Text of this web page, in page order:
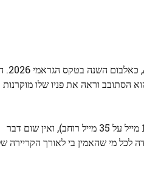
כאלבום
הסתובב וראה את פניו שלו מוקרנות
"תאמין לי כשאני אומר שאנחנו הרבה יותר גדולים מ-100 על 35 (שימו לב: אורכה של פורטו ריקו הוא בערך 100 מייל על 35 מייל רוחב), ואין שום דבר
לכל מי שהאמין בי לאורך הקריירה